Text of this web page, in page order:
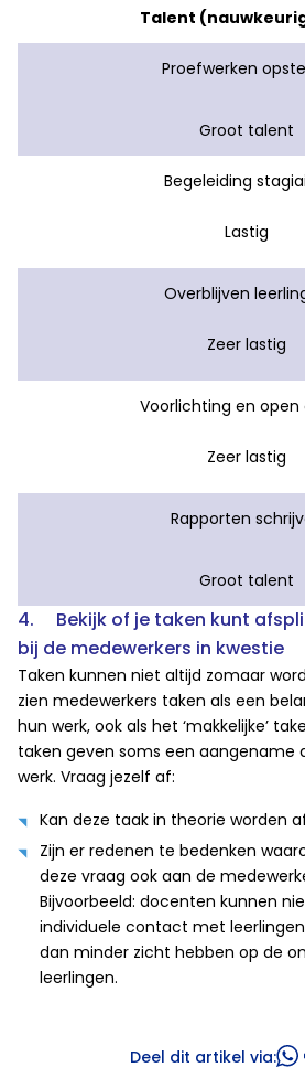
Talent
Proefwerken
Groot talent
Begeleiding
Lastig
Overblijven
Zeer lastig
Voorlichting en open
Zeer lastig
Rapporten
Groot talent
4. Bekijk of je taken kunt
bij de medewerkers in kwestie
Taken kunnen niet altijd zomaar
zien medewerkers taken als een
hun werk, ook als het ‘makkelijke’
taken geven soms een aangename
werk. Vraag jezelf af:
Kan deze taak in theorie worden
Zijn er redenen te bedenken
deze vraag ook aan de
Bijvoorbeeld: docenten kunnen
individuele contact met
dan minder zicht hebben op de
leerlingen.
Deel dit artikel via: